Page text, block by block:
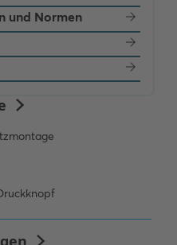
und Normen